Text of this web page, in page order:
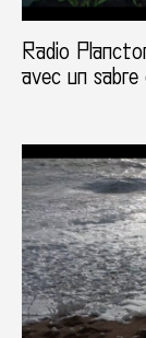
Radio
avec un sabre